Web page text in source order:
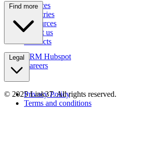
Services
Industries
Resources
About us
Contacts
Find more
CRM Hubspot
Careers
Legal
Privacy Policy
Terms and conditions
© 2025 Link37. All rights reserved.